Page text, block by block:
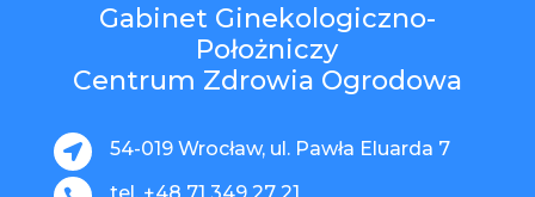
Gabinet Ginekologiczno-
Położniczy
Centrum Zdrowia Ogrodowa
 54-019 Wrocław, ul. Pawła Eluarda 7